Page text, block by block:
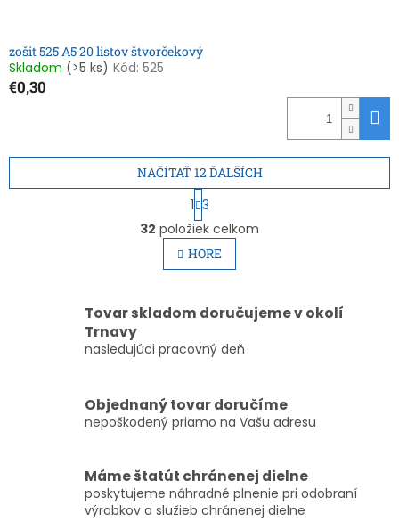
zošit 525 A5 20 listov štvorčekový
Skladom (>5 ks) Kód: 525
€0,30
O
v
l
á
a
c
e
v
k
ý
p
i
NAČÍTAŤ 12 ĎALŠÍCH
S
t
r
á
n
k
a
i
1 3
32 položiek celkom
HORE
Tovar skladom doručujeme v okolí
Trnavy
nasledujúci pracovný deň
Objednaný tovar doručíme
nepoškodený priamo na Vašu adresu
Máme štatút chránenej dielne
poskytujeme náhradné plnenie pri odobraní
výrobkov a služieb chránenej dielne